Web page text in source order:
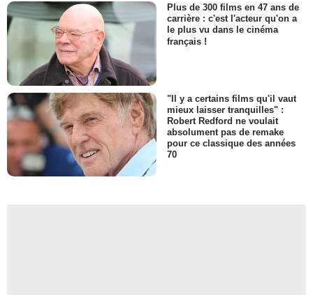
Plus de 300 films en 47 ans de
carrière : c'est l'acteur qu'on a
le plus vu dans le cinéma
français !
"Il y a certains films qu'il vaut
mieux laisser tranquilles" :
Robert Redford ne voulait
absolument pas de remake
pour ce classique des années
70